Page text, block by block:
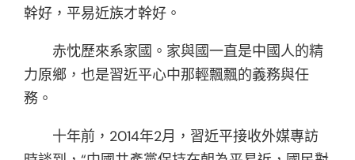
幹好，平易近族才幹好。
赤忱歷來系家國。家與國一直是中國人的精
力原鄉，也是習近平心中那輕飄飄的義務與任
務。
十年前，2014年2月，習近平接收外媒專訪